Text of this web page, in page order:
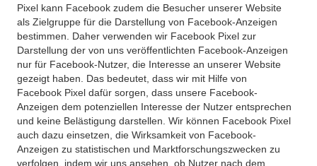
Pixel kann Facebook zudem die Besucher unserer Website
als Zielgruppe für die Darstellung von Facebook-Anzeigen
bestimmen. Daher verwenden wir Facebook Pixel zur
Darstellung der von uns veröffentlichten Facebook-Anzeigen
nur für Facebook-Nutzer, die Interesse an unserer Website
gezeigt haben. Das bedeutet, dass wir mit Hilfe von
Facebook Pixel dafür sorgen, dass unsere Facebook-
Anzeigen dem potenziellen Interesse der Nutzer entsprechen
und keine Belästigung darstellen. Wir können Facebook Pixel
auch dazu einsetzen, die Wirksamkeit von Facebook-
Anzeigen zu statistischen und Marktforschungszwecken zu
verfolgen, indem wir uns ansehen, ob Nutzer nach dem